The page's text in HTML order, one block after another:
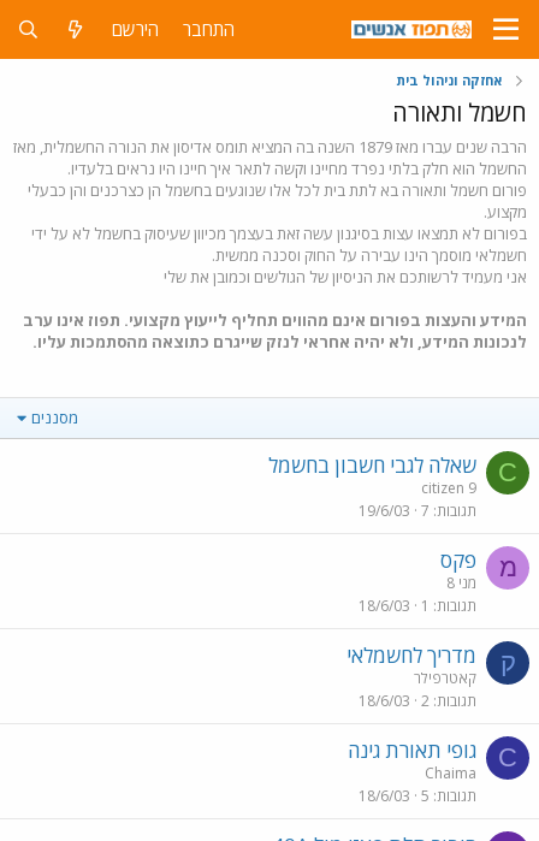
התחבר הירשם
אחזקה וניהול בית
חשמל ותאורה
הרבה שנים עברו מאז 1879 השנה בה המציא תומס אדיסון את הנורה החשמלית, מאז
החשמל הוא חלק בלתי נפרד מחיינו וקשה לתאר איך חיינו היו נראים בלעדיו.
פורום חשמל ותאורה בא לתת בית לכל אלו שנוגעים בחשמל הן כצרכנים והן כבעלי
מקצוע.
בפורום לא תמצאו עצות בסיגנון עשה זאת בעצמך מכיוון שעיסוק בחשמל לא על ידי
חשמלאי מוסמך הינו עבירה על החוק וסכנה ממשית.
אני מעמיד לרשותכם את הניסיון של הגולשים וכמובן את שלי
המידע והעצות בפורום אינם מהווים תחליף לייעוץ מקצועי. תפוז אינו ערב
לנכונות המידע, ולא יהיה אחראי לנזק שייגרם כתוצאה מהסתמכות עליו.
מסננים
C שאלה לגבי חשבון בחשמל
citizen 9
תגובות 7
19/6/03
מ פקס
מני 8
תגובות 1
18/6/03
ק מדריך לחשמלאי
קאטרפילר
תגובות 2
18/6/03
C גופי תאורת גינה
Chaima
תגובות 5
18/6/03